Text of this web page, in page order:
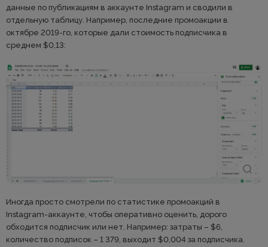
данные по публикациям в аккаунте Instagram и сводили в
отдельную таблицу. Например, последние промоакции в
октябре 2019-го, которые дали стоимость подписчика в
среднем $0,13:
Иногда просто смотрели по статистике промоакций в
Instagram-аккаунте, чтобы оперативно оценить, дорого
обходится подписчик или нет. Например: затраты – $6,
количество подписок – 1 379, выходит $0,004 за подписчика.